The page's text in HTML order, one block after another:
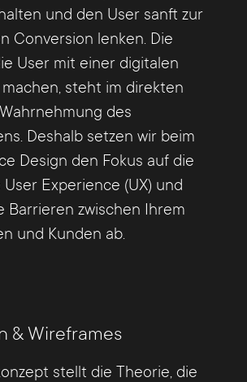
und den User sanft zur
Conversion lenken. Die
User mit einer digitalen
steht im direkten
des
Deshalb setzen wir beim
Design den Fokus auf die
Experience (UX) und
Barrieren zwischen Ihrem
und Kunden ab.
& Wireframes
stellt die Theorie, die